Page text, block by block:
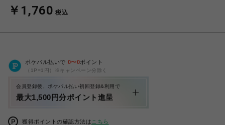
￥1,760 税込
ポケパル払いで 0〜0ポイント
（1P=1円）※キャンペーン分除く
会員登録後、ポケパル払い初回登録&利用で
最大1,500円分ポイント進呈
獲得ポイントの確認方法は こちら